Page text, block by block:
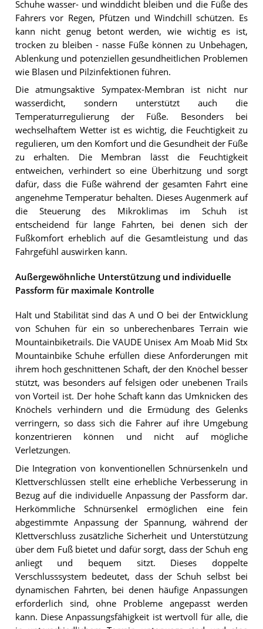
Schuhe wasser- und winddicht bleiben und die Füße des
Fahrers vor Regen, Pfützen und Windchill schützen. Es
kann nicht genug betont werden, wie wichtig es ist,
trocken zu bleiben - nasse Füße können zu Unbehagen,
Ablenkung und potenziellen gesundheitlichen Problemen
wie Blasen und Pilzinfektionen führen.
Die atmungsaktive Sympatex-Membran ist nicht nur
wasserdicht, sondern unterstützt auch die
Temperaturregulierung der Füße. Besonders bei
wechselhaftem Wetter ist es wichtig, die Feuchtigkeit zu
regulieren, um den Komfort und die Gesundheit der Füße
zu erhalten. Die Membran lässt die Feuchtigkeit
entweichen, verhindert so eine Überhitzung und sorgt
dafür, dass die Füße während der gesamten Fahrt eine
angenehme Temperatur behalten. Dieses Augenmerk auf
die Steuerung des Mikroklimas im Schuh ist
entscheidend für lange Fahrten, bei denen sich der
Fußkomfort erheblich auf die Gesamtleistung und das
Fahrgefühl auswirken kann.
Außergewöhnliche Unterstützung und individuelle
Passform für maximale Kontrolle
Halt und Stabilität sind das A und O bei der Entwicklung
von Schuhen für ein so unberechenbares Terrain wie
Mountainbiketrails. Die VAUDE Unisex Am Moab Mid Stx
Mountainbike Schuhe erfüllen diese Anforderungen mit
ihrem hoch geschnittenen Schaft, der den Knöchel besser
stützt, was besonders auf felsigen oder unebenen Trails
von Vorteil ist. Der hohe Schaft kann das Umknicken des
Knöchels verhindern und die Ermüdung des Gelenks
verringern, so dass sich die Fahrer auf ihre Umgebung
konzentrieren können und nicht auf mögliche
Verletzungen.
Die Integration von konventionellen Schnürsenkeln und
Klettverschlüssen stellt eine erhebliche Verbesserung in
Bezug auf die individuelle Anpassung der Passform dar.
Herkömmliche Schnürsenkel ermöglichen eine fein
abgestimmte Anpassung der Spannung, während der
Klettverschluss zusätzliche Sicherheit und Unterstützung
über dem Fuß bietet und dafür sorgt, dass der Schuh eng
anliegt und bequem sitzt. Dieses doppelte
Verschlusssystem bedeutet, dass der Schuh selbst bei
dynamischen Fahrten, bei denen häufige Anpassungen
erforderlich sind, ohne Probleme angepasst werden
kann. Diese Anpassungsfähigkeit ist wertvoll für alle, die